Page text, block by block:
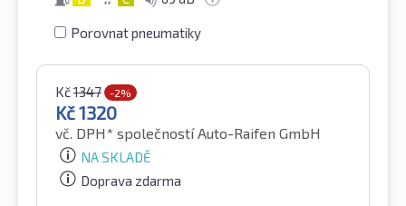
Porovnat pneumatiky
Kč1347 -2%
Kč1320
vč. DPH* společností Auto-Raifen GmbH
NA SKLADĚ
Doprava zdarma